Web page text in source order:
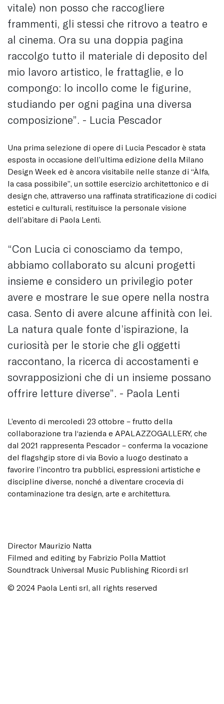
vitale) non posso che raccogliere
frammenti, gli stessi che ritrovo a teatro e
al cinema. Ora su una doppia pagina
raccolgo tutto il materiale di deposito del
mio lavoro artistico, le frattaglie, e lo
compongo: lo incollo come le figurine,
studiando per ogni pagina una diversa
composizione”. - Lucia Pescador
Una prima selezione di opere di Lucia Pescador è stata
esposta in occasione dell’ultima edizione della Milano
Design Week ed è ancora visitabile nelle stanze di “Àlfa,
la casa possibile”, un sottile esercizio architettonico e di
design che, attraverso una raffinata stratificazione di codici
estetici e culturali, restituisce la personale visione
dell’abitare di Paola Lenti.
“Con Lucia ci conosciamo da tempo,
abbiamo collaborato su alcuni progetti
insieme e considero un privilegio poter
avere e mostrare le sue opere nella nostra
casa. Sento di avere alcune affinità con lei.
La natura quale fonte d’ispirazione, la
curiosità per le storie che gli oggetti
raccontano, la ricerca di accostamenti e
sovrapposizioni che di un insieme possano
offrire letture diverse”. - Paola Lenti
L’evento di mercoledì 23 ottobre – frutto della
collaborazione tra l‘azienda e APALAZZOGALLERY, che
dal 2021 rappresenta Pescador – conferma la vocazione
del flagshgip store di via Bovio a luogo destinato a
favorire l’incontro tra pubblici, espressioni artistiche e
discipline diverse, nonché a diventare crocevia di
contaminazione tra design, arte e architettura.
Director Maurizio Natta
Filmed and editing by Fabrizio Polla Mattiot
Soundtrack Universal Music Publishing Ricordi srl
© 2024 Paola Lenti srl, all rights reserved